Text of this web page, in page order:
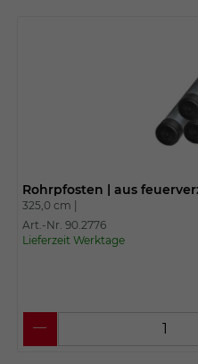
Rohrpfosten | aus
325,0 cm |
Art.-Nr. 90.2776
Lieferzeit Werktage